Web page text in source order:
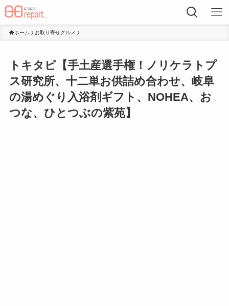
ホーム お取り寄せグルメ
トキタビ【手土産選手権！ノリケラトプ
ス研究所、十二単お供詰め合わせ、岐阜
の湯めぐり入浴剤ギフト、NOHEA、お
つな、ひとつぶの紫苑】